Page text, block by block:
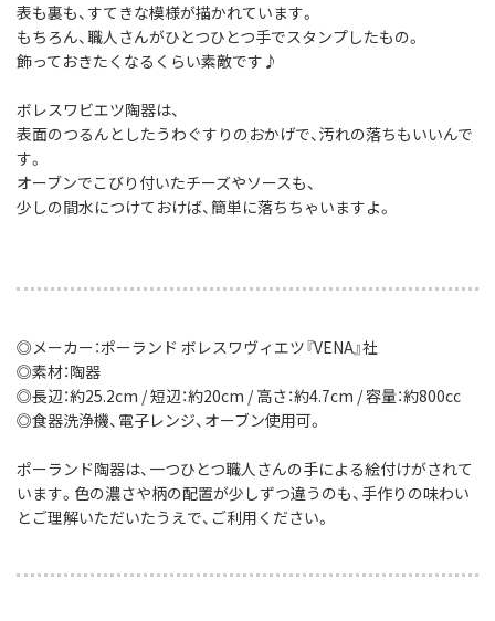
表も裏も、すてきな模様が描かれています。
もちろん、職人さんがひとつひとつ手でスタンプしたもの。
飾っておきたくなるくらい素敵です♪
ボレスワビエツ陶器は、
表面のつるんとしたうわぐすりのおかげで、汚れの落ちもいいんで
す。
オーブンでこびり付いたチーズやソースも、
少しの間水につけておけば、簡単に落ちちゃいますよ。
◎メーカー：ポーランド ボレスワヴィエツ『VENA』社
◎素材：陶器
◎長辺：約25.2cm / 短辺：約20cm / 高さ：約4.7cm / 容量：約800cc
◎食器洗浄機、電子レンジ、オーブン使用可。
ポーランド陶器は、一つひとつ職人さんの手による絵付けがされて
います。色の濃さや柄の配置が少しずつ違うのも、手作りの味わい
とご理解いただいたうえで、ご利用ください。